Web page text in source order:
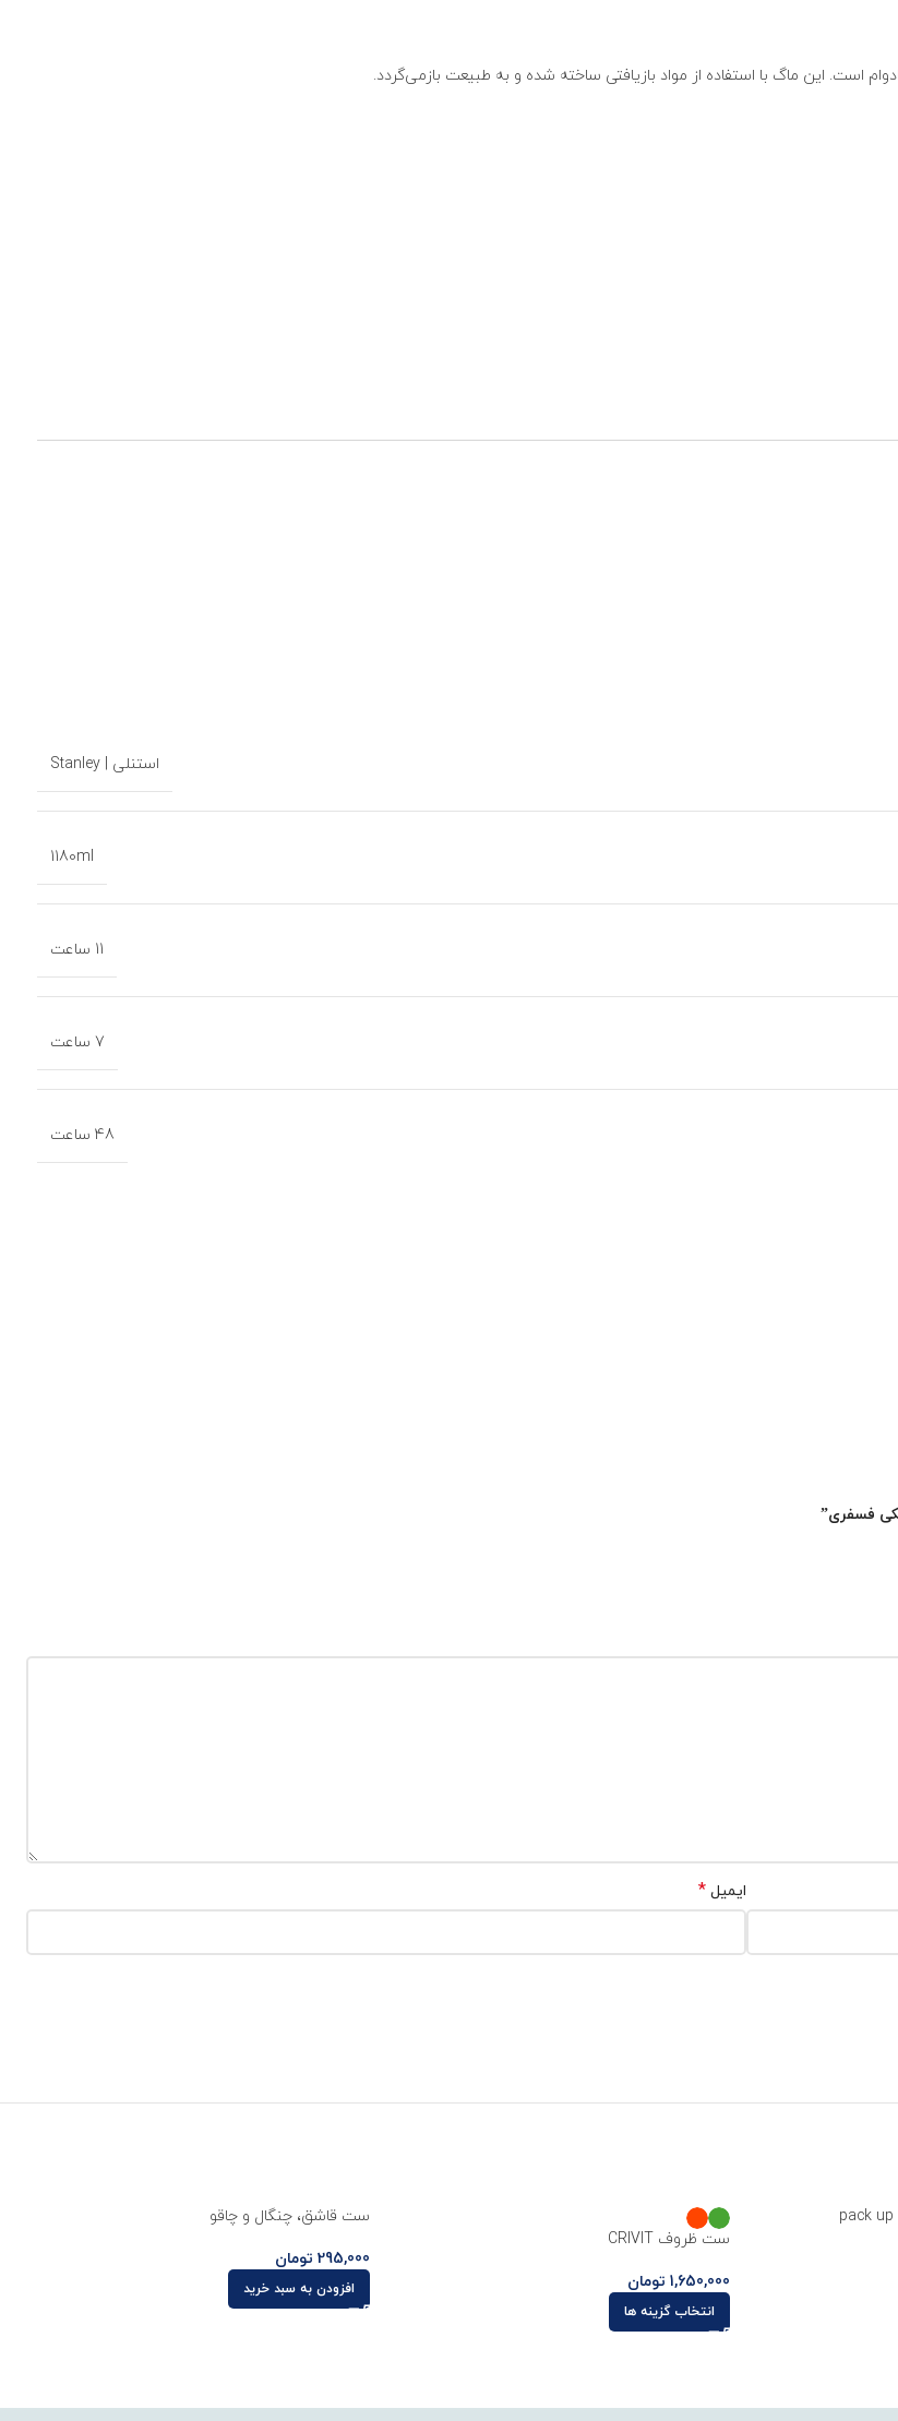
استنلی | Stanley
1180ml
11 ساعت
7 ساعت
48 ساعت
ایمیل *
ست ظروف CRIVIT
1,650,000 تومان
انتخاب گزینه ها
ست قاشق، چنگال و چاقو
295,000 تومان
افزودن به سبد خرید